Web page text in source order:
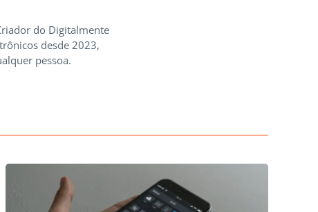
do Digitalmente
desde 2023,
pessoa.